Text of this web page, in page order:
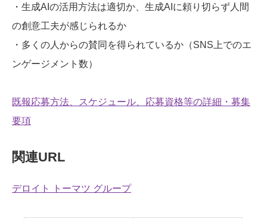
・生成AIの活用方法は適切か、生成AIに頼り切らず人間
の創意工夫が感じられるか
・多くの人からの賛同を得られているか（SNS上でのエ
ンゲージメント数）
既報応募方法、スケジュール、応募資格等の詳細・募集
要項
関連URL
デロイト トーマツ グループ